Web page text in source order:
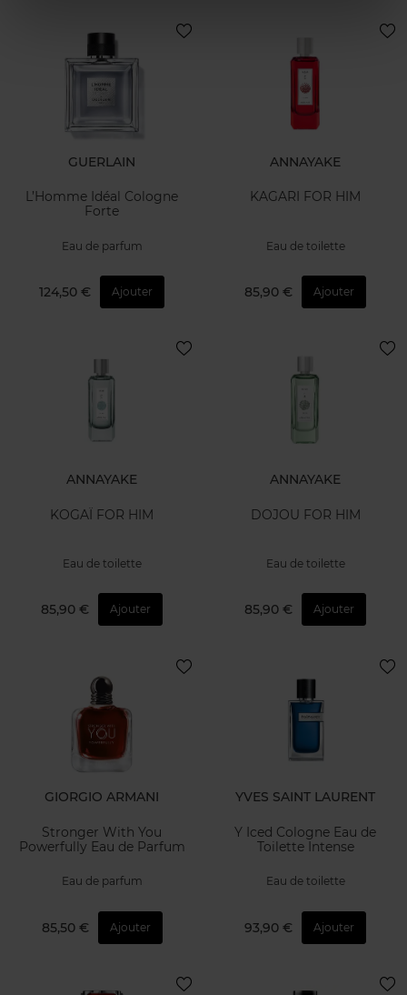
GUERLAIN
L’Homme Idéal Cologne
Forte
Eau de parfum
124,50 € Ajouter
ANNAYAKE
KAGARI FOR HIM
Eau de toilette
85,90 € Ajouter
ANNAYAKE
KOGAÏ FOR HIM
Eau de toilette
85,90 € Ajouter
ANNAYAKE
DOJOU FOR HIM
Eau de toilette
85,90 € Ajouter
GIORGIO ARMANI
Stronger With You
Powerfully Eau de Parfum
Eau de parfum
85,50 € Ajouter
YVES SAINT LAURENT
Y Iced Cologne Eau de
Toilette Intense
Eau de toilette
93,90 € Ajouter